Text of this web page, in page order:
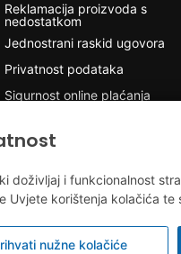
doživljaj i funkcionalnost
korištenja kolačića te
nužne kolačiće
Reklamacija proizvoda s
nedostatkom
Jednostrani raskid ugovora
Privatnost podataka
Sigurnost online plaćanja